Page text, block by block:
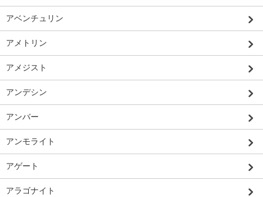
アベンチュリン
アメトリン
アメジスト
アンデシン
アンバー
アンモライト
アゲート
アラゴナイト